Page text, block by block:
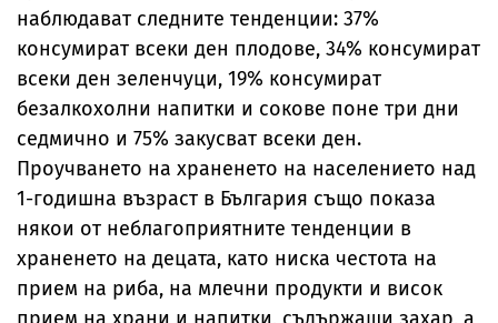
наблюдават следните тенденции: 37%
консумират всеки ден плодове, 34% консумират
всеки ден зеленчуци, 19% консумират
безалкохолни напитки и сокове поне три дни
седмично и 75% закусват всеки ден.
Проучването на храненето на населението над
1-годишна възраст в България също показа
някои от неблагоприятните тенденции в
храненето на децата, като ниска честота на
прием на риба, на млечни продукти и висок